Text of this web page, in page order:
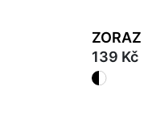
139 Kč